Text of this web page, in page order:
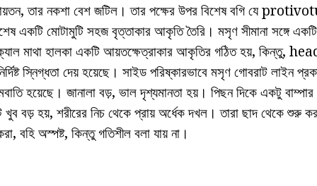
তার নকশা বেশ জটিল। তার পক্ষের উপর বিশেষ বগি যে
একটি মোটামুটি সহজ বৃত্তাকার আকৃতি তৈরি। মসৃণ সীমানা সঙ্গে
মাথা হালকা একটি আয়তক্ষেত্রাকার আকৃতির গঠিত হয়, কিন্তু,
স্নিগ্ধতা দেয় হয়েছে। সাইড পরিষ্কারভাবে মসৃণ গোবরাট লাইন
হয়েছে। জানালা বড়, ভাল দৃশ্যমানতা হয়। পিছন দিকে একটু
বড় হয়, শরীরের নিচ থেকে প্রায় অর্ধেক দখল। তারা ছাদ থেকে শুরু
বহি অস্পষ্ট, কিন্তু গতিশীল বলা যায় না।